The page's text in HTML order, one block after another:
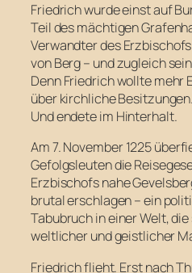
Friedrich wurde einst auf
Teil des mächtigen
Verwandter des
von Berg – und zugleich
Denn Friedrich wollte mehr
über kirchliche
Und endete im Hinterhalt.
Am 7. November 1225
Gefolgsleuten die
Erzbischofs nahe
brutal erschlagen – ein
Tabubruch in einer Welt,
weltlicher und geistlicher
Friedrich flieht. Erst nach